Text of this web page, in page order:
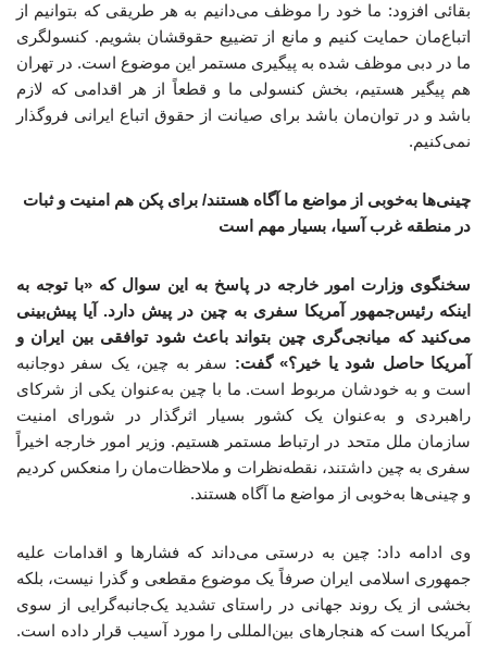
بقائی افزود: ما خود را موظف می‌دانیم به هر طریقی که بتوانیم از
اتباع‌مان حمایت کنیم و مانع از تضییع حقوقشان بشویم. کنسولگری
ما در دبی موظف شده به پیگیری مستمر این موضوع است. در تهران
هم پیگیر هستیم، بخش کنسولی ما و قطعاً از هر اقدامی که لازم
باشد و در توان‌مان باشد برای صیانت از حقوق اتباع ایرانی فروگذار
نمی‌کنیم.
چینی‌ها به‌خوبی از مواضع ما آگاه هستند/ برای پکن هم امنیت و ثبات
در منطقه غرب آسیا، بسیار مهم است
سخنگوی وزارت امور خارجه در پاسخ به این سوال که «با توجه به
اینکه رئیس‌جمهور آمریکا سفری به چین در پیش دارد. آیا پیش‌بینی
می‌کنید که میانجی‌گری چین بتواند باعث شود توافقی بین ایران و
آمریکا حاصل شود یا خیر؟» گفت: سفر به چین، یک سفر دوجانبه
است و به خودشان مربوط است. ما با چین به‌عنوان یکی از شرکای
راهبردی و به‌عنوان یک کشور بسیار اثرگذار در شورای امنیت
سازمان ملل متحد در ارتباط مستمر هستیم. وزیر امور خارجه اخیراً
سفری به چین داشتند، نقطه‌نظرات و ملاحظات‌مان را منعکس کردیم
و چینی‌ها به‌خوبی از مواضع ما آگاه هستند.
وی ادامه داد: چین به درستی می‌داند که فشارها و اقدامات علیه
جمهوری اسلامی ایران صرفاً یک موضوع مقطعی و گذرا نیست، بلکه
بخشی از یک روند جهانی در راستای تشدید یک‌جانبه‌گرایی از سوی
آمریکا است که هنجارهای بین‌المللی را مورد آسیب قرار داده است.